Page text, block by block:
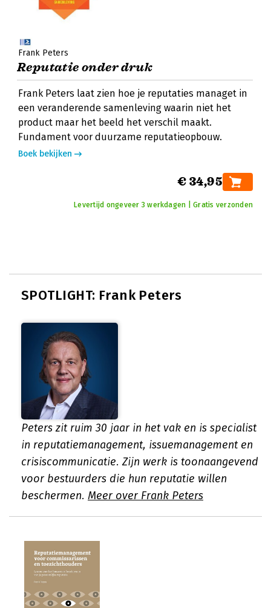
Frank Peters
Reputatie onder druk
Frank Peters laat zien hoe je reputaties managet in
een veranderende samenleving waarin niet het
product maar het beeld het verschil maakt.
Fundament voor duurzame reputatieopbouw.
Boek bekijken
€ 34,95
Levertijd ongeveer 3 werkdagen | Gratis verzonden
SPOTLIGHT: Frank Peters
Peters zit ruim 30 jaar in het vak en is specialist
in reputatiemanagement, issuemanagement en
crisiscommunicatie. Zijn werk is toonaangevend
voor bestuurders die hun reputatie willen
beschermen. Meer over Frank Peters